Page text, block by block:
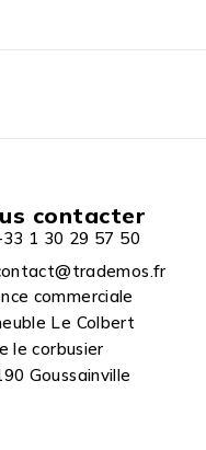
contacter
1 30 29 57 50
commerciale
Le Colbert
le corbusier
Goussainville